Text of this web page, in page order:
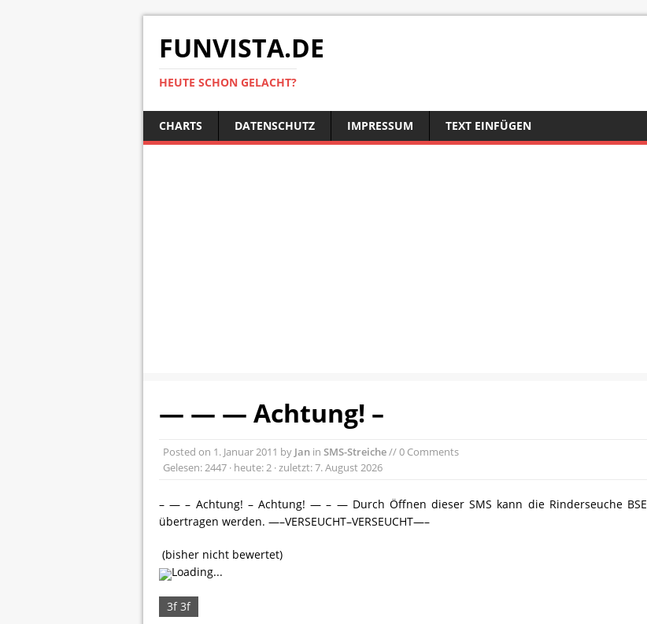
FUNVISTA.DE
HEUTE SCHON GELACHT?
CHARTS DATENSCHUTZ IMPRESSUM TEXT EINFÜGEN
— — — Achtung! –
Posted on 1. Januar 2011 by Jan in SMS-Streiche// 0 Comments
Gelesen: 2447 · heute: 2 · zuletzt: 7. August 2026
– — – Achtung! – Achtung! — – — Durch Öffnen dieser SMS kann die Rinderseuche BSE
übertragen werden. —–VERSEUCHT–VERSEUCHT—–
(bisher nicht bewertet)
Loading...
3f 3f